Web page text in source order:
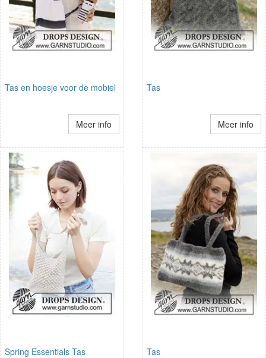
Tas en hoesje voor de mobiel
Meer info
Tas
Meer info
Spring Essentials Tas Tas